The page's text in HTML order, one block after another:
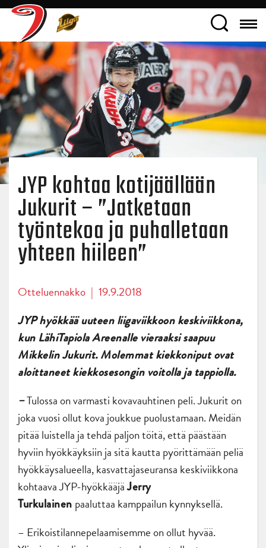
JYP kohtaa kotijäällään
Jukurit – ”Jatketaan
työntekoa ja puhalletaan
yhteen hiileen”
Otteluennakko | 19.9.2018
JYP hyökkää uuteen liigaviikkoon keskiviikkona,
kun LähiTapiola Areenalle vieraaksi saapuu
Mikkelin Jukurit. Molemmat kiekkoniput ovat
aloittaneet kiekkosesongin voitolla ja tappiolla.
–Tulossa on varmasti kovavauhtinen peli. Jukurit on
joka vuosi ollut kova joukkue puolustamaan. Meidän
pitää luistella ja tehdä paljon töitä, että päästään
hyviin hyökkäyksiin ja sitä kautta pyörittämään peliä
hyökkäysalueella, kasvattajaseuransa keskiviikkona
kohtaava JYP-hyökkääjäJerry
Turkulainen paaluttaa kamppailun kynnyksellä.
– Erikoistilannepelaamisemme on ollut hyvää.